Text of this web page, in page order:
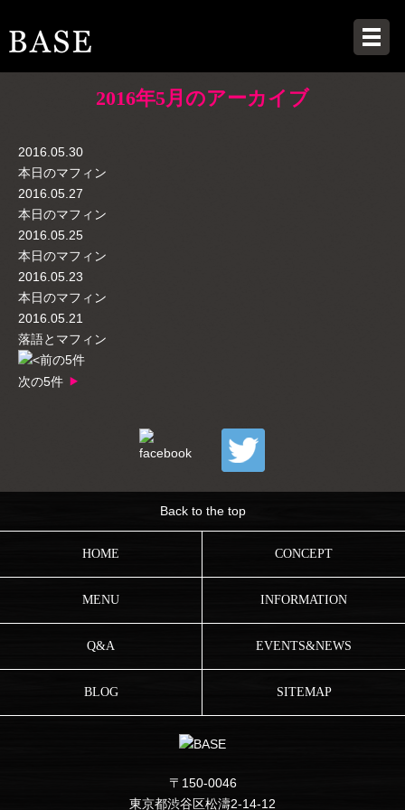
2016年5月のアーカイブ
2016.05.30
本日のマフィン
2016.05.27
本日のマフィン
2016.05.25
本日のマフィン
2016.05.23
本日のマフィン
2016.05.21
落語とマフィン
前の5件
次の5件
Back to the top
HOME CONCEPT
MENU INFORMATION
Q&A EVENTS&NEWS
BLOG SITEMAP
〒150-0046
東京都渋谷区松濤2-14-12